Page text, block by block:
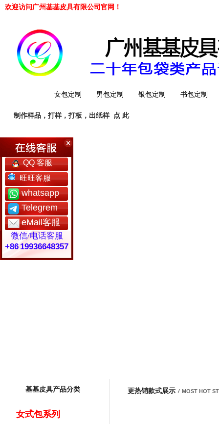
欢迎访问广州基基皮具有限公司官网！
女包定制 男包定制 银包定制 书包定制
工厂简介
制作样品，打样，打板，出纸样 点 此
基基皮具产品分类
女式包系列
更热销款式展示 / MOST HOT
QQ 客服
旺旺客服
whatsapp
Telegrem
eMail客服
微信/电话客服
+86 19936648357